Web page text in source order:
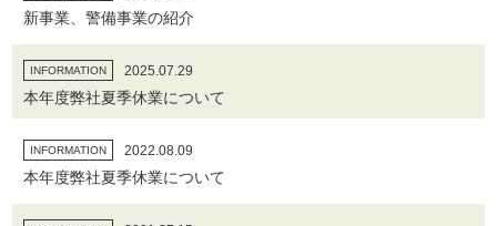
新事業、警備事業の紹介
INFORMATION 2025.07.29
本年度弊社夏季休業について
INFORMATION 2022.08.09
本年度弊社夏季休業について